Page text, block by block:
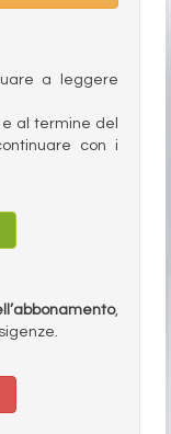
a leggere
al termine del
con i
,